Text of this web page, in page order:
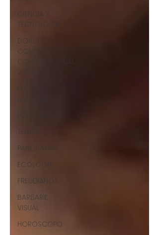
CIENCIA Y
TECNOLOGÍA
DOSSIER
CONSEJO
CONSTITUCIONAL
2023
FUTURO
ANTERIOR
PODCAST
TEATRO
PANORAMAS
ECOLOGÍA
FREUDIANOS
BARBARIE
VISUAL
HORÓSCOPO